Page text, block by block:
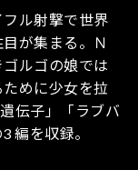
ル射撃で世界
が集まる。Ｎ
ルゴの娘では
めに少女を拉
伝子」「ラブバ
編を収録。